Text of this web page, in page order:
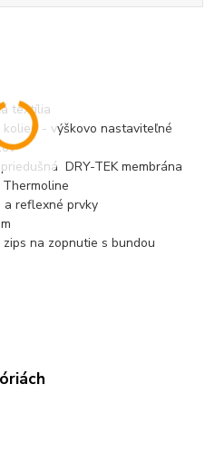
textília
- výškovo nastaviteľné
DRY-TEK membrána
reflexné prvky
na zopnutie s bundou